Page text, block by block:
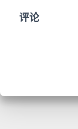
评论